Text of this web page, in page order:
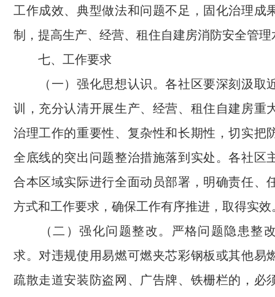
工作成效、典型做法和问题不足，固化治理成
制，提高生产、经营、租住自建房消防安全管理
七、工作要求
（一）强化思想认识。各社区要深刻汲取
训，充分认清开展生产、经营、租住自建房重
治理工作的重要性、复杂性和长期性，切实把
全底线的突出问题整治措施落到实处。各社区
合本区域实际进行全面动员部署，明确责任、
方式和工作要求，确保工作有序推进，取得实效
（二）强化问题整改。严格问题隐患整改
求。对违规使用易燃可燃夹芯彩钢板或其他易
疏散走道安装防盗网、广告牌、铁栅栏的，必